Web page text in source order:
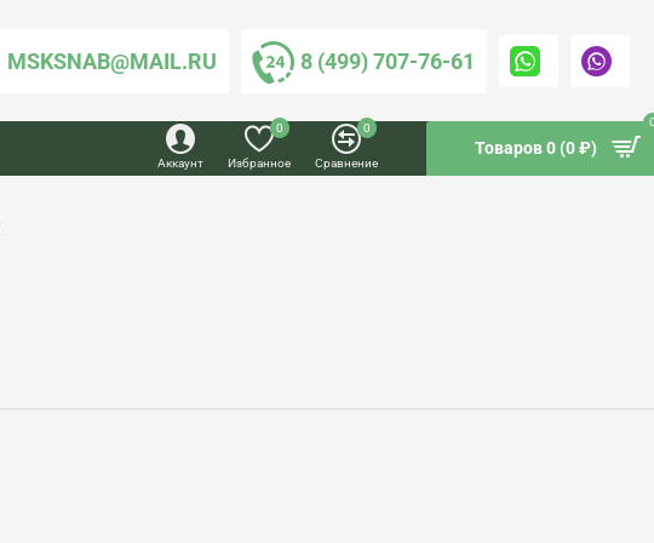
MSKSNAB@MAIL.RU 8 (499) 707-76-61
Аккаунт Избранное
0
Сравнение
0
Товаров 0 (0 ₽)